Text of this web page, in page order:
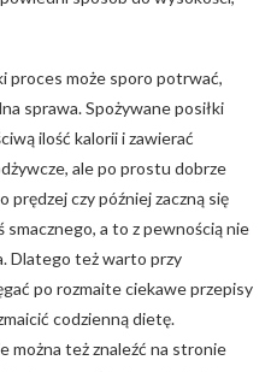
proces może sporo potrwać,
sprawa. Spożywane posiłki
ilość kalorii i zawierać
ale po prostu dobrze
prędzej czy później zaczną się
smacznego, a to z pewnością nie
Dlatego też warto przy
po rozmaite ciekawe przepisy
codzienną dietę.
można też znaleźć na stronie